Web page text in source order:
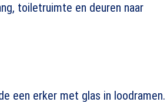
toiletruimte en deuren naar
een erker met glas in loodramen.